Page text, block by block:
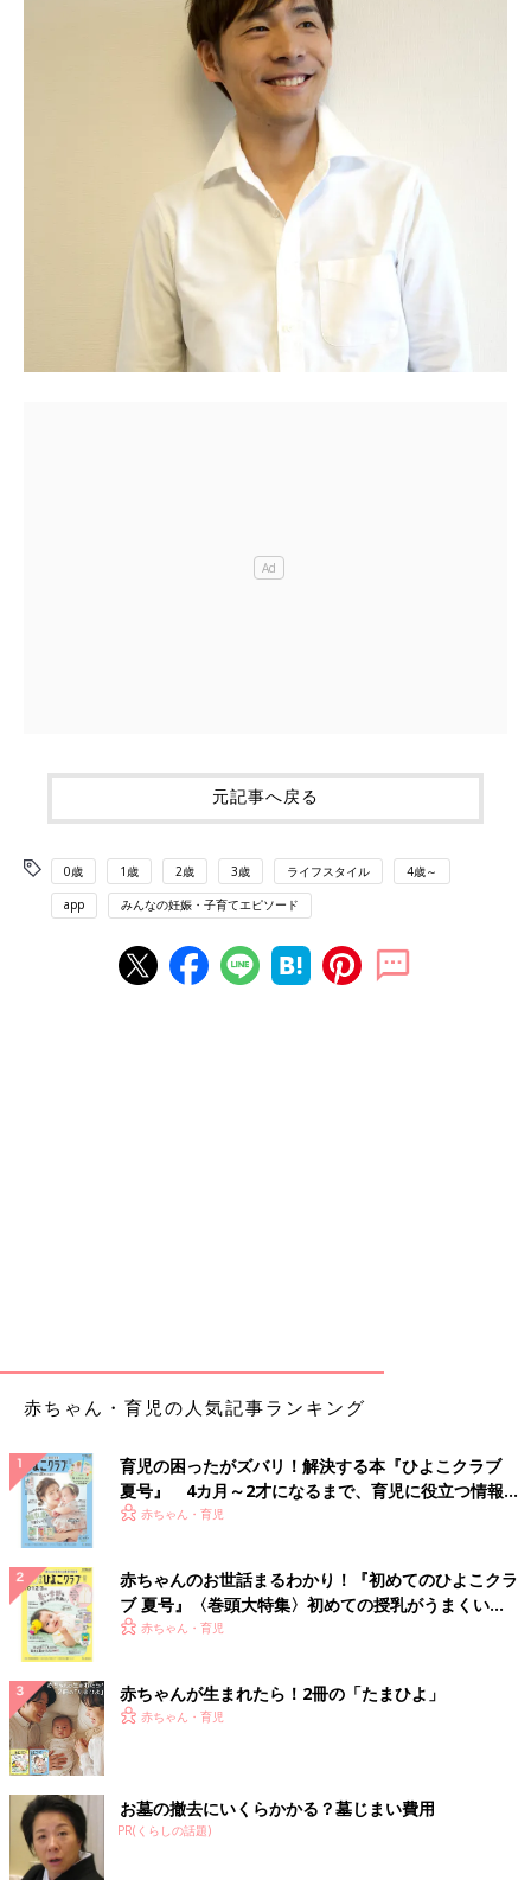
元記事へ戻る
0歳 1歳 2歳 3歳 ライフスタイル 4歳～
app みんなの妊娠・子育てエピソード
赤ちゃん・育児の人気記事ランキング
育児の困ったがズバリ！解決する本『ひよこクラブ
夏号』 4カ月～2才になるまで、育児に役立つ情報が
いっぱい！
赤ちゃん・育児
赤ちゃんのお世話まるわかり！『初めてのひよこクラ
ブ 夏号』〈巻頭大特集〉初めての授乳がうまくい
く！ おっぱい・ミルクの基本と夏のトラブル 解決テ
赤ちゃん・育児
赤ちゃんが生まれたら！2冊の「たまひよ」
赤ちゃん・育児
お墓の撤去にいくらかかる？墓じまい費用
PR(くらしの話題)